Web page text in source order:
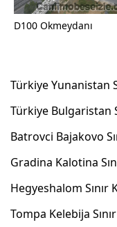
D100 Okmeydanı
Türkiye Yunanistan
Türkiye Bulgaristan
Batrovci Bajakovo
Gradina Kalotina
Hegyeshalom Sınır
Tompa Kelebija Sınır